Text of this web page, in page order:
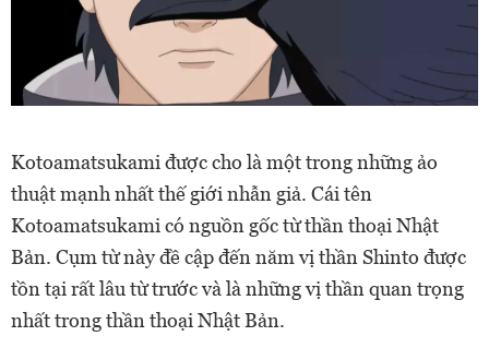
Kotoamatsukami được cho là một trong những ảo
thuật mạnh nhất thế giới nhẫn giả. Cái tên
Kotoamatsukami có nguồn gốc từ thần thoại Nhật
Bản. Cụm từ này đề cập đến năm vị thần Shinto được
tồn tại rất lâu từ trước và là những vị thần quan trọng
nhất trong thần thoại Nhật Bản.